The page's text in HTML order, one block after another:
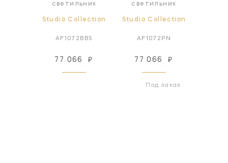
светильник
Studio Collection
AF1072BBS
77 066 ₽
светильник
Studio Collection
AF1072PN
77 066 ₽
Под заказ